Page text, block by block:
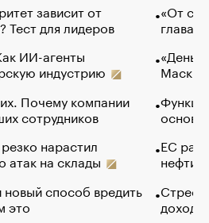
зависит от
Тест для лидеров
ИИ-агенты
индустрию
Почему компании
сотрудников
нарастил
атак на склады
способ вредить
это
«От
глава
Маск в
основ
ЕС
нефти